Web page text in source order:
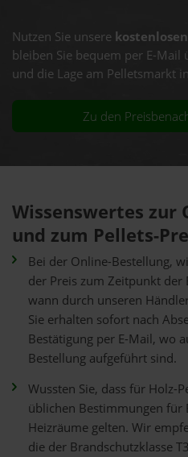
Nutzen Sie unsere
bleiben Sie bequem per E-Mail
und die Lage am Pelletsmarkt
Zu den
Wissenswertes zur
und zum Pellets-
Bei der Online-Bestellung,
der Preis zum Zeitpunkt der
wann durch unseren
Sie erhalten sofort nach
Bestätigung per E-Mail, wo
Bestellung aufgeführt sind.
Wussten Sie, dass für Holz-
üblichen Bestimmungen
Heizräume gelten. Wir
die der Brandschutzklasse